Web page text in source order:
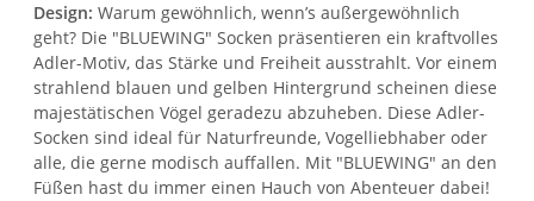
Design: Warum gewöhnlich, wenn’s außergewöhnlich
geht? Die "BLUEWING" Socken präsentieren ein kraftvolles
Adler-Motiv, das Stärke und Freiheit ausstrahlt. Vor einem
strahlend blauen und gelben Hintergrund scheinen diese
majestätischen Vögel geradezu abzuheben. Diese Adler-
Socken sind ideal für Naturfreunde, Vogelliebhaber oder
alle, die gerne modisch auffallen. Mit "BLUEWING" an den
Füßen hast du immer einen Hauch von Abenteuer dabei!